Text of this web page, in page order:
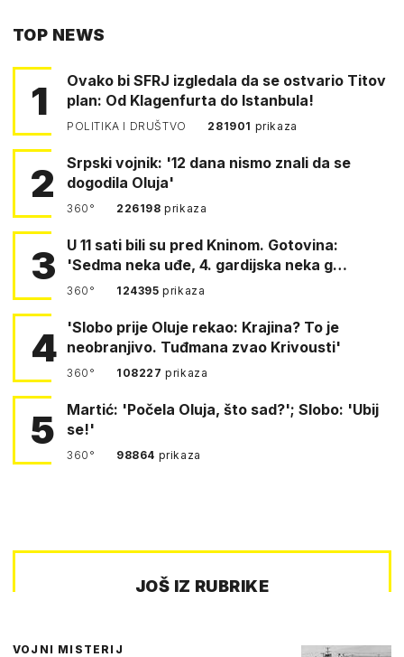
TOP NEWS
1
Ovako bi SFRJ izgledala da se ostvario Titov
plan: Od Klagenfurta do Istanbula!
POLITIKA I DRUŠTVO 281901 prikaza
2
Srpski vojnik: '12 dana nismo znali da se
dogodila Oluja'
360° 226198prikaza
3
U 11 sati bili su pred Kninom. Gotovina:
'Sedma neka uđe, 4. gardijska neka g…
360° 124395prikaza
4
'Slobo prije Oluje rekao: Krajina? To je
neobranjivo. Tuđmana zvao Krivousti'
360° 108227prikaza
5
Martić: 'Počela Oluja, što sad?'; Slobo: 'Ubij
se!'
360° 98864 prikaza
JOŠ IZ RUBRIKE
VOJNI MISTERIJ